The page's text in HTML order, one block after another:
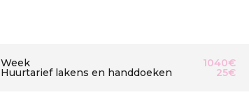
Week 1040€
Huurtarief lakens en handdoeken 25€